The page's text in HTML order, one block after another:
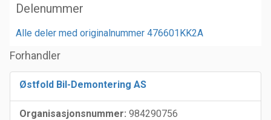
Delenummer
Alle deler med originalnummer 476601KK2A
Forhandler
Østfold Bil-Demontering AS
Organisasjonsnummer: 984290756